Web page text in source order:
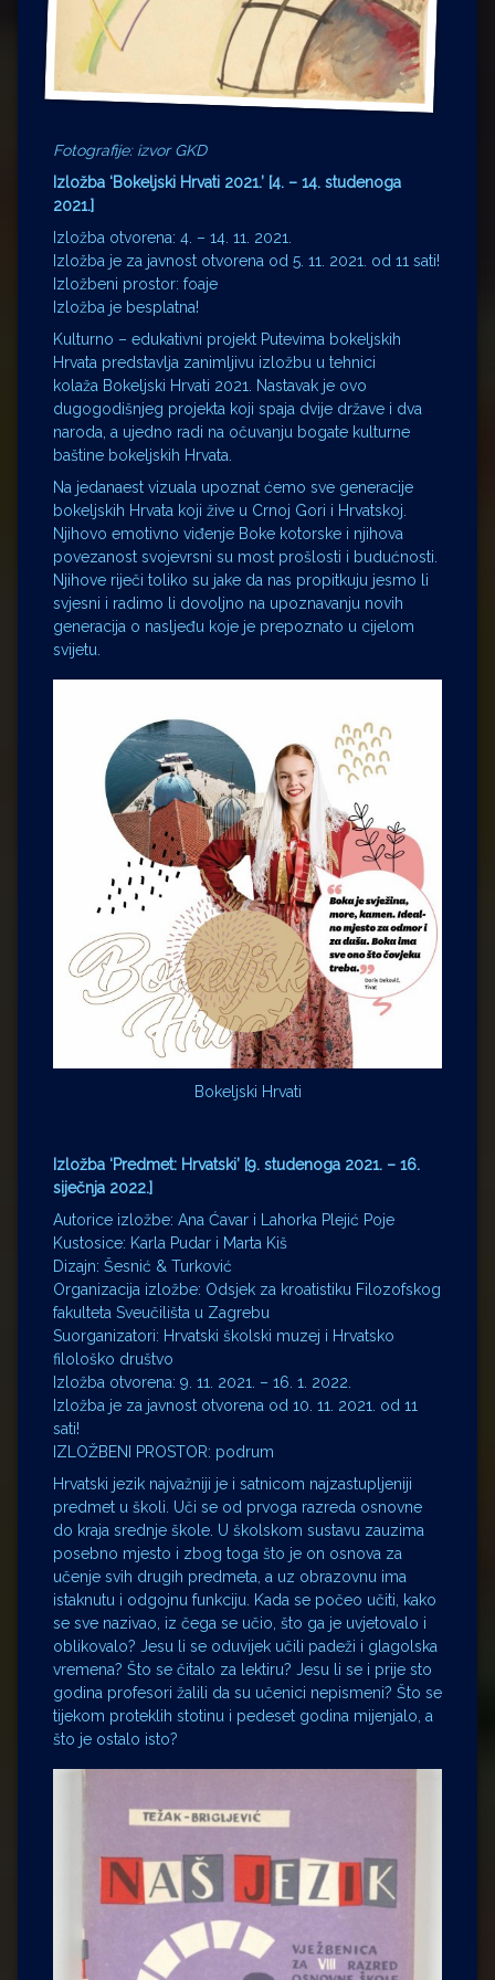
Fotografije: izvor GKD
Izložba ‘Bokeljski Hrvati 2021.’ [4. – 14. studenoga
2021.]
Izložba otvorena: 4. – 14. 11. 2021.
Izložba je za javnost otvorena od 5. 11. 2021. od 11 sati!
Izložbeni prostor: foaje
Izložba je besplatna!
Kulturno – edukativni projekt Putevima bokeljskih
Hrvata predstavlja zanimljivu izložbu u tehnici
kolaža Bokeljski Hrvati 2021. Nastavak je ovo
dugogodišnjeg projekta koji spaja dvije države i dva
naroda, a ujedno radi na očuvanju bogate kulturne
baštine bokeljskih Hrvata.
Na jedanaest vizuala upoznat ćemo sve generacije
bokeljskih Hrvata koji žive u Crnoj Gori i Hrvatskoj.
Njihovo emotivno viđenje Boke kotorske i njihova
povezanost svojevrsni su most prošlosti i budućnosti.
Njihove riječi toliko su jake da nas propitkuju jesmo li
svjesni i radimo li dovoljno na upoznavanju novih
generacija o nasljeđu koje je prepoznato u cijelom
svijetu.
Bokeljski Hrvati
Izložba ‘Predmet: Hrvatski’ [9. studenoga 2021. – 16.
siječnja 2022.]
Autorice izložbe: Ana Ćavar i Lahorka Plejić Poje
Kustosice: Karla Pudar i Marta Kiš
Dizajn: Šesnić & Turković
Organizacija izložbe: Odsjek za kroatistiku Filozofskog
fakulteta Sveučilišta u Zagrebu
Suorganizatori: Hrvatski školski muzej i Hrvatsko
filološko društvo
Izložba otvorena: 9. 11. 2021. – 16. 1. 2022.
Izložba je za javnost otvorena od 10. 11. 2021. od 11
sati!
IZLOŽBENI PROSTOR: podrum
Hrvatski jezik najvažniji je i satnicom najzastupljeniji
predmet u školi. Uči se od prvoga razreda osnovne
do kraja srednje škole. U školskom sustavu zauzima
posebno mjesto i zbog toga što je on osnova za
učenje svih drugih predmeta, a uz obrazovnu ima
istaknutu i odgojnu funkciju. Kada se počeo učiti, kako
se sve nazivao, iz čega se učio, što ga je uvjetovalo i
oblikovalo? Jesu li se oduvijek učili padeži i glagolska
vremena? Što se čitalo za lektiru? Jesu li se i prije sto
godina profesori žalili da su učenici nepismeni? Što se
tijekom proteklih stotinu i pedeset godina mijenjalo, a
što je ostalo isto?